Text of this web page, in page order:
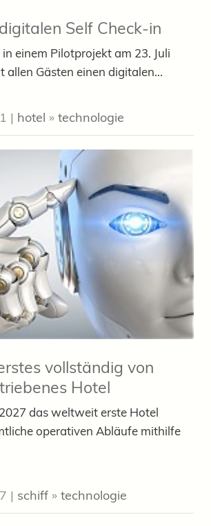
Self Check-in
einem Pilotprojekt am 23. Juli
allen Gästen einen digitalen...
| hotel » technologie
vollständig von
Hotel
das weltweit erste Hotel
operativen Abläufe mithilfe
| schiff » technologie